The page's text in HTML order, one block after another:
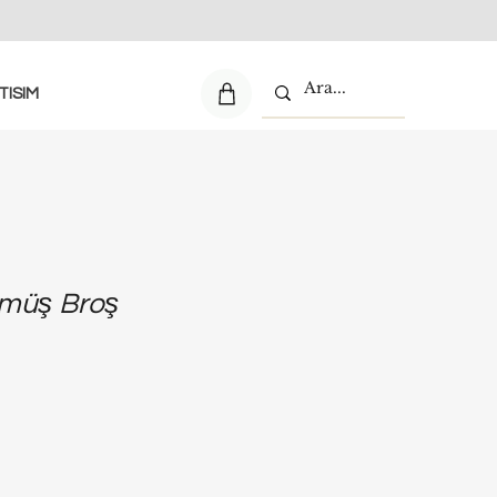
Broş